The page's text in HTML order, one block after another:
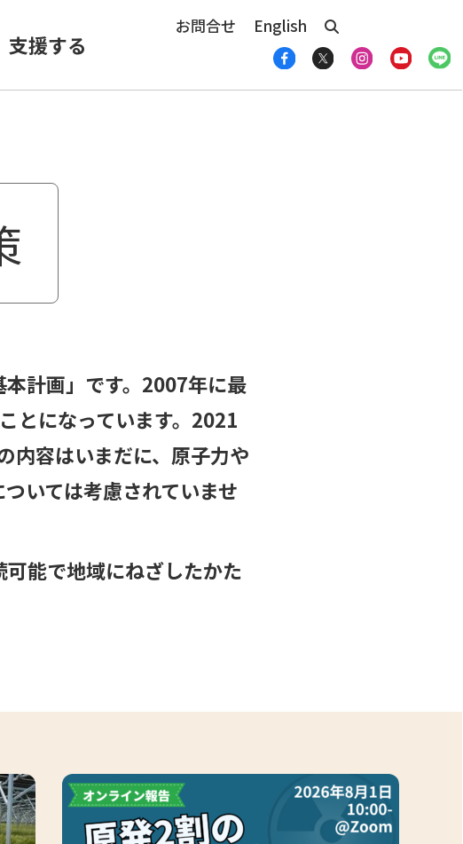
支援する
お問合せ English
計画」です。2007年に最
とになっています。2021
内容はいまだに、原子力や
いては考慮されていませ
能で地域にねざしたかた